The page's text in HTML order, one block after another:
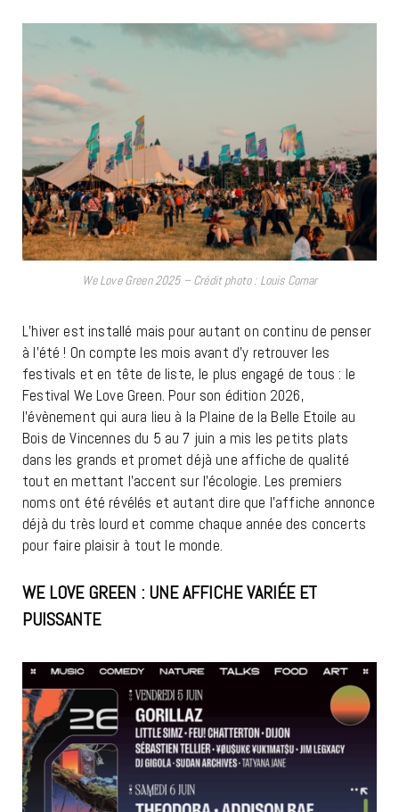
We Love Green 2025 – Crédit photo : Louis Comar
L’hiver est installé mais pour autant on continu de penser
à l’été ! On compte les mois avant d’y retrouver les
festivals et en tête de liste, le plus engagé de tous : le
Festival We Love Green. Pour son édition 2026,
l’évènement qui aura lieu à la Plaine de la Belle Etoile au
Bois de Vincennes du 5 au 7 juin a mis les petits plats
dans les grands et promet déjà une affiche de qualité
tout en mettant l’accent sur l’écologie. Les premiers
noms ont été révélés et autant dire que l’affiche annonce
déjà du très lourd et comme chaque année des concerts
pour faire plaisir à tout le monde.
WE LOVE GREEN : UNE AFFICHE VARIÉE ET
PUISSANTE